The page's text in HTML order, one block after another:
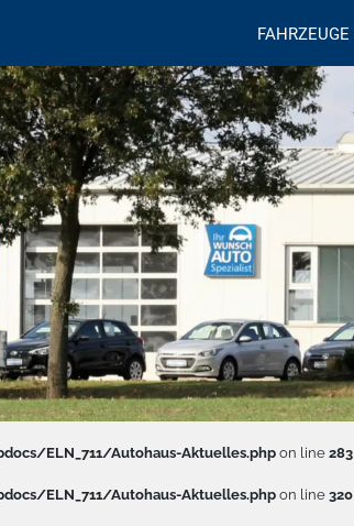
FAHRZEUGE
ELN_711/Autohaus-Aktuelles.phpon line 283
ELN_711/Autohaus-Aktuelles.phpon line 320